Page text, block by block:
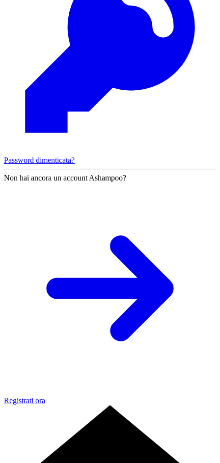
Password dimenticata?
Non hai ancora un account Ashampoo?
Registrati ora